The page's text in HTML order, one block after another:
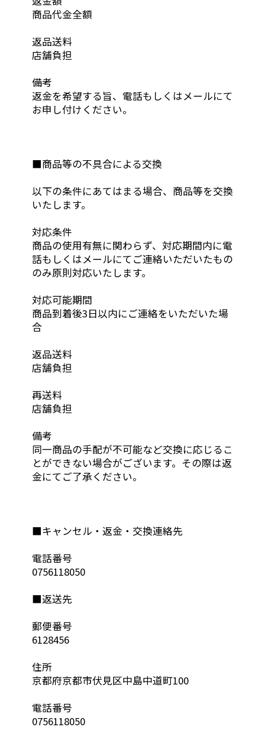
商品代金全額
返品送料
店舗負担
備考
返金を希望する旨、電話もしくはメールにて
お申し付けください。
■商品等の不具合による交換
以下の条件にあてはまる場合、商品等を交換
いたします。
対応条件
商品の使用有無に関わらず、対応期間内に電
話もしくはメールにてご連絡いただいたもの
のみ原則対応いたします。
対応可能期間
商品到着後3日以内にご連絡をいただいた場
合
返品送料
店舗負担
再送料
店舗負担
備考
同一商品の手配が不可能など交換に応じるこ
とができない場合がございます。その際は返
金にてご了承ください。
■キャンセル・返金・交換連絡先
電話番号
0756118050
■返送先
郵便番号
6128456
住所
京都府京都市伏見区中島中道町100
電話番号
0756118050